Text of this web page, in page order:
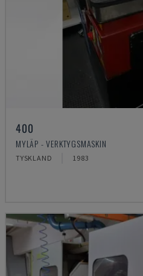
400
MYLÄP - VERKTYGSMASKIN
TYSKLAND 1983